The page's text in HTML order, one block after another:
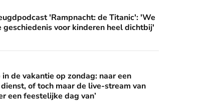
de Titanic': 'We brengen deze geschiedenis voor
'Rampnacht: de Titanic': 'We
geschiedenis voor kinderen heel dichtbij'
op zondag: naar een buitenlandse dienst, of toch maar de
de vakantie op zondag: naar een
of toch maar de live-stream van
een feestelijke dag van’